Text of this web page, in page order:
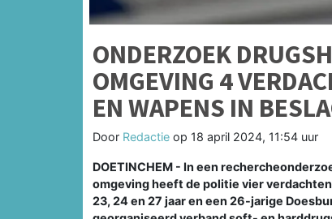
ONDERZOEK
OMGEVING 4
EN WAPENS IN
Door Redactie op 18 april 2024, 11:54 uur
DOETINCHEM - In een
omgeving heeft de politie vier
23, 24 en 27 jaar en een 26-jarige